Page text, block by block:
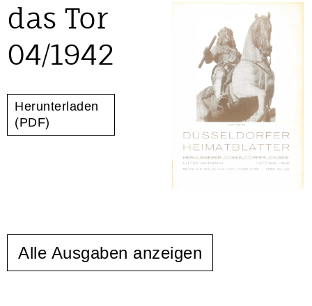
das Tor
04/1942
Herunterladen
(PDF)
Alle Ausgaben anzeigen